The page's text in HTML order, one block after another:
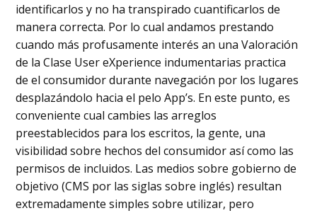
identificarlos y no ha transpirado cuantificarlos de
manera correcta. Por lo cual andamos prestando
cuando más profusamente interés an una Valoración
de la Clase User eXperience indumentarias practica
de el consumidor durante navegación por los lugares
desplazándolo hacia el pelo App’s. En este punto, es
conveniente cual cambies las arreglos
preestablecidos para los escritos, la gente, una
visibilidad sobre hechos del consumidor así­ como las
permisos de incluidos. Las medios sobre gobierno de
objetivo (CMS por las siglas sobre inglés) resultan
extremadamente simples sobre utilizar, pero